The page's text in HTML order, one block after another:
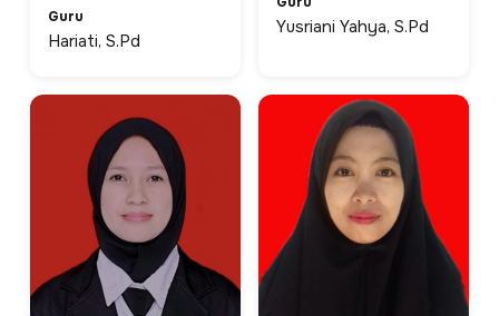
Guru
Hariati, S.Pd
Yusriani Yahya, S.Pd